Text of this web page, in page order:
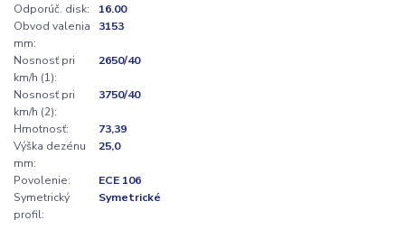
Odporúč. disk:
16.00
Obvod valenia
mm:
3153
Nosnosť pri
km/h (1):
2650/40
Nosnosť pri
km/h (2):
3750/40
Hmotnosť:
73,39
Výška dezénu
mm:
25,0
Povolenie:
ECE 106
Symetrický
profil:
Symetrické